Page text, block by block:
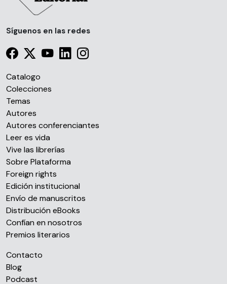
que les haya proporcionado o que hayan recopilado a
Síguenos en las redes
Catalogo
Colecciones
Temas
Autores
Autores conferenciantes
Leer es vida
Vive las librerías
Sobre Plataforma
Foreign rights
Edición institucional
Envío de manuscritos
Distribución eBooks
Confían en nosotros
Premios literarios
Contacto
Blog
Podcast